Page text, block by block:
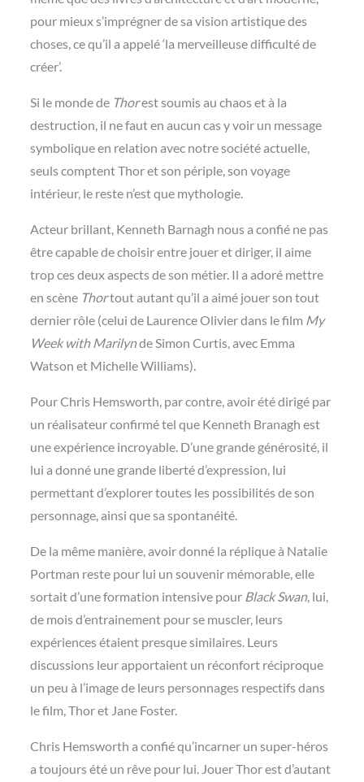
pour mieux s’imprégner de sa vision artistique des
choses, ce qu’il a appelé ‘la merveilleuse difficulté de
créer’.
Si le monde de Thorest soumis au chaos et à la
destruction, il ne faut en aucun cas y voir un message
symbolique en relation avec notre société actuelle,
seuls comptent Thor et son périple, son voyage
intérieur, le reste n’est que mythologie.
Acteur brillant, Kenneth Barnagh nous a confié ne pas
être capable de choisir entre jouer et diriger, il aime
trop ces deux aspects de son métier. Il a adoré mettre
en scène Thortout autant qu’il a aimé jouer son tout
dernier rôle (celui de Laurence Olivier dans le film My
Week with Marilynde Simon Curtis, avec Emma
Watson et Michelle Williams).
Pour Chris Hemsworth, par contre, avoir été dirigé par
un réalisateur confirmé tel que Kenneth Branagh est
une expérience incroyable. D’une grande générosité, il
lui a donné une grande liberté d’expression, lui
permettant d’explorer toutes les possibilités de son
personnage, ainsi que sa spontanéité.
De la même manière, avoir donné la réplique à Natalie
Portman reste pour lui un souvenir mémorable, elle
sortait d’une formation intensive pour Black Swan, lui,
de mois d’entrainement pour se muscler, leurs
expériences étaient presque similaires. Leurs
discussions leur apportaient un réconfort réciproque
un peu à l’image de leurs personnages respectifs dans
le film, Thor et Jane Foster.
Chris Hemsworth a confié qu’incarner un super-héros
a toujours été un rêve pour lui. Jouer Thor est d’autant